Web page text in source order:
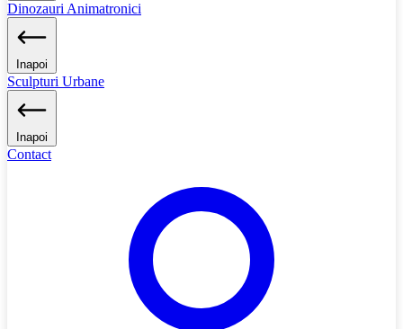
Dinozauri Animatronici
Inapoi
Sculpturi Urbane
Inapoi
Contact